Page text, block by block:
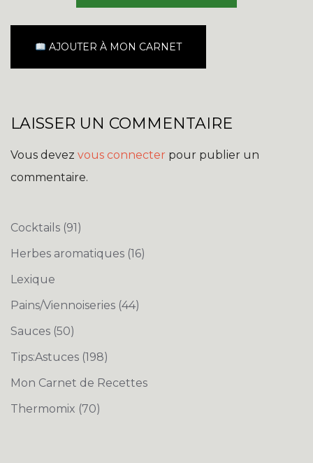
AJOUTER À MON CARNET
LAISSER UN COMMENTAIRE
Vous devez vous connecter pour publier un
commentaire.
Cocktails (91)
Herbes aromatiques (16)
Lexique
Pains/Viennoiseries (44)
Sauces (50)
Tips:Astuces (198)
Mon Carnet de Recettes
Thermomix (70)